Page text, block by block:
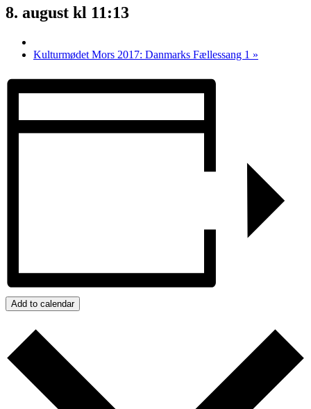
8. august kl 11:13
Kulturmødet Mors 2017: Danmarks Fællessang 1 »
Add to calendar